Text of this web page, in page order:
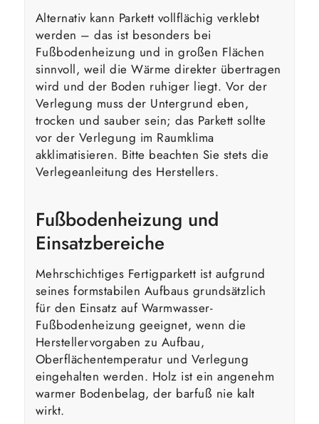
Alternativ kann Parkett vollflächig verklebt
werden – das ist besonders bei
Fußbodenheizung und in großen Flächen
sinnvoll, weil die Wärme direkter übertragen
wird und der Boden ruhiger liegt. Vor der
Verlegung muss der Untergrund eben,
trocken und sauber sein; das Parkett sollte
vor der Verlegung im Raumklima
akklimatisieren. Bitte beachten Sie stets die
Verlegeanleitung des Herstellers.
Fußbodenheizung und
Einsatzbereiche
Mehrschichtiges Fertigparkett ist aufgrund
seines formstabilen Aufbaus grundsätzlich
für den Einsatz auf Warmwasser-
Fußbodenheizung geeignet, wenn die
Herstellervorgaben zu Aufbau,
Oberflächentemperatur und Verlegung
eingehalten werden. Holz ist ein angenehm
warmer Bodenbelag, der barfuß nie kalt
wirkt.